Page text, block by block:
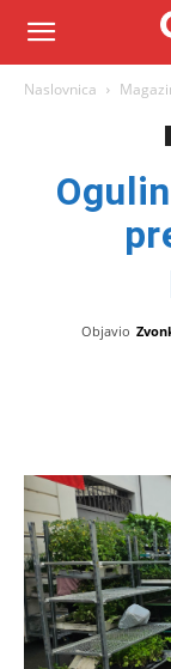
Naslovnica
Objavio